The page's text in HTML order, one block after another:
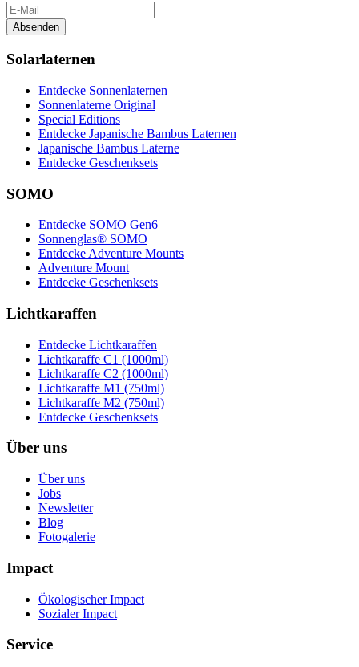
Absenden
Solarlaternen
Entdecke Sonnenlaternen
Sonnenlaterne Original
Special Editions
Entdecke Japanische Bambus Laternen
Japanische Bambus Laterne
Entdecke Geschenksets
SOMO
Entdecke SOMO Gen6
Sonnenglas® SOMO
Entdecke Adventure Mounts
Adventure Mount
Entdecke Geschenksets
Lichtkaraffen
Entdecke Lichtkaraffen
Lichtkaraffe C1 (1000ml)
Lichtkaraffe C2 (1000ml)
Lichtkaraffe M1 (750ml)
Lichtkaraffe M2 (750ml)
Entdecke Geschenksets
Über uns
Über uns
Jobs
Newsletter
Blog
Fotogalerie
Impact
Ökologischer Impact
Sozialer Impact
Service